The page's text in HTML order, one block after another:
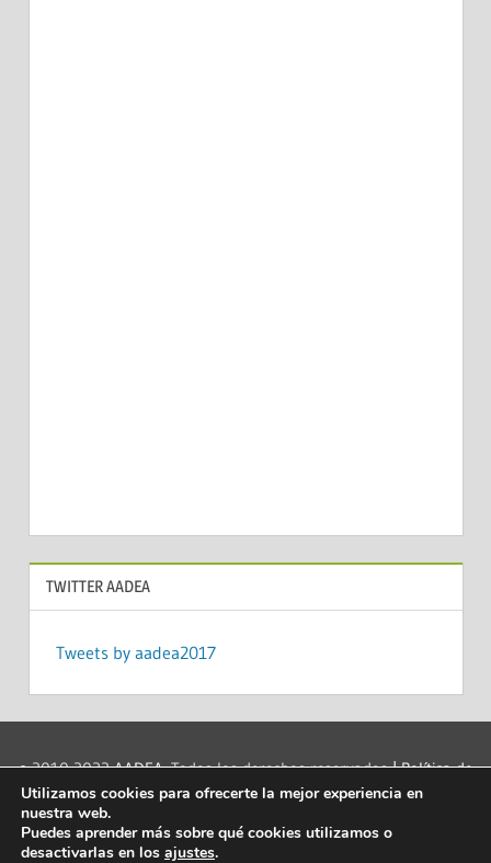
TWITTER AADEA
Tweets by aadea2017
© 2010-2022AADEA. Todos los derechos reservados| Política de
privacidad|Acerca de las cookies|Aviso legal|Contacto
info@aadea.es|
Mantenido porCapacitaenred.net
Utilizamos cookies para ofrecerte la mejor experiencia en
nuestra web.
Puedes aprender más sobre qué cookies utilizamos o
desactivarlas en los ajustes.